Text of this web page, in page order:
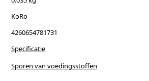
KoRo
4260654781731
Specificatie
Sporen van voedingsstoffen